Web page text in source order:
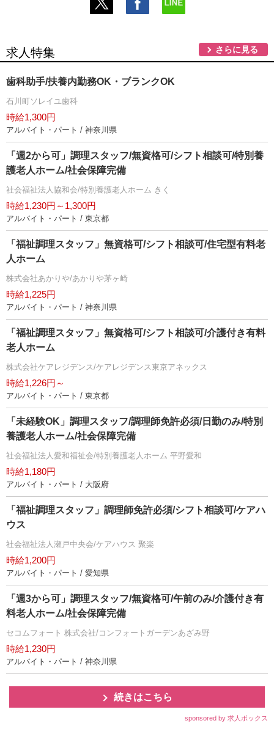
求人特集 さらに見る
歯科助手/扶養内勤務OK・ブランクOK
石川町ソレイユ歯科
時給1,300円
アルバイト・パート / 神奈川県
「週2から可」調理スタッフ/無資格可/シフト相談可/特別養
護老人ホーム/社会保障完備
社会福祉法人協和会/特別養護老人ホーム きく
時給1,230円～1,300円
アルバイト・パート / 東京都
「福祉調理スタッフ」無資格可/シフト相談可/住宅型有料老
人ホーム
株式会社あかりや/あかりや茅ヶ崎
時給1,225円
アルバイト・パート / 神奈川県
「福祉調理スタッフ」無資格可/シフト相談可/介護付き有料
老人ホーム
株式会社ケアレジデンス/ケアレジデンス東京アネックス
時給1,226円～
アルバイト・パート / 東京都
「未経験OK」調理スタッフ/調理師免許必須/日勤のみ/特別
養護老人ホーム/社会保障完備
社会福祉法人愛和福祉会/特別養護老人ホーム 平野愛和
時給1,180円
アルバイト・パート / 大阪府
「福祉調理スタッフ」調理師免許必須/シフト相談可/ケアハ
ウス
社会福祉法人瀬戸中央会/ケアハウス 聚楽
時給1,200円
アルバイト・パート / 愛知県
「週3から可」調理スタッフ/無資格可/午前のみ/介護付き有
料老人ホーム/社会保障完備
セコムフォート 株式会社/コンフォートガーデンあざみ野
時給1,230円
アルバイト・パート / 神奈川県
続きはこちら
sponsored by 求人ボックス